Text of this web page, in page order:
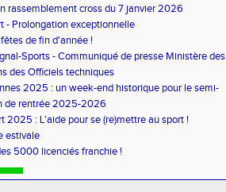
rassemblement cross du 7 janvier 2026
- Prolongation exceptionnelle
de fin d'année !
Sports - Communiqué de presse Ministère des
des Officiels techniques
2025 : un week-end historique pour le semi-
breton
de rentrée 2025-2026
2025 : L'aide pour se (re)mettre au sport !
estivale
5000 licenciés franchie !